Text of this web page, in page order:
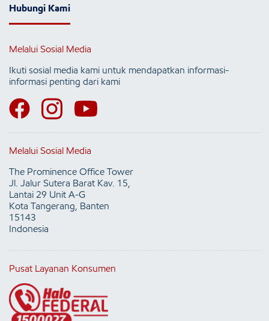
Hubungi Kami
Melalui Sosial Media
Ikuti sosial media kami untuk mendapatkan informasi-
informasi penting dari kami
Melalui Sosial Media
The Prominence Office Tower
Jl. Jalur Sutera Barat Kav. 15,
Lantai 29 Unit A-G
Kota Tangerang, Banten
15143
Indonesia
Pusat Layanan Konsumen